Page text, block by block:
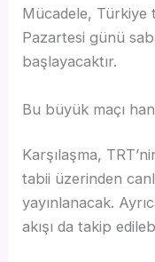
Mücadele, Türkiye
Pazartesi günü
başlayacaktır.
Bu büyük maçı
Karşılaşma,
tabii üzerinden
yayınlanacak.
akışı da takip